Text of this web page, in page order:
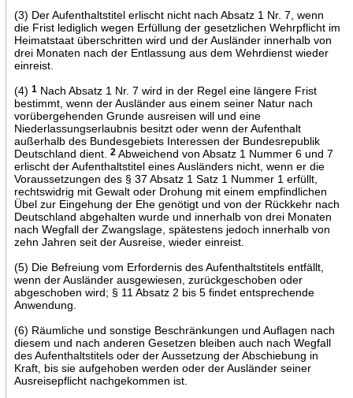
(3) Der Aufenthaltstitel erlischt nicht nach Absatz 1 Nr. 7, wenn
die Frist lediglich wegen Erfüllung der gesetzlichen Wehrpflicht im
Heimatstaat überschritten wird und der Ausländer innerhalb von
drei Monaten nach der Entlassung aus dem Wehrdienst wieder
einreist.
(4) 1Nach Absatz 1 Nr. 7 wird in der Regel eine längere Frist
bestimmt, wenn der Ausländer aus einem seiner Natur nach
vorübergehenden Grunde ausreisen will und eine
Niederlassungserlaubnis besitzt oder wenn der Aufenthalt
außerhalb des Bundesgebiets Interessen der Bundesrepublik
Deutschland dient.
2Abweichend von Absatz 1 Nummer 6 und 7
erlischt der Aufenthaltstitel eines Ausländers nicht, wenn er die
Voraussetzungen des § 37 Absatz 1 Satz 1 Nummer 1 erfüllt,
rechtswidrig mit Gewalt oder Drohung mit einem empfindlichen
Übel zur Eingehung der Ehe genötigt und von der Rückkehr nach
Deutschland abgehalten wurde und innerhalb von drei Monaten
nach Wegfall der Zwangslage, spätestens jedoch innerhalb von
zehn Jahren seit der Ausreise, wieder einreist.
(5) Die Befreiung vom Erfordernis des Aufenthaltstitels entfällt,
wenn der Ausländer ausgewiesen, zurückgeschoben oder
abgeschoben wird; § 11 Absatz 2 bis 5 findet entsprechende
Anwendung.
(6) Räumliche und sonstige Beschränkungen und Auflagen nach
diesem und nach anderen Gesetzen bleiben auch nach Wegfall
des Aufenthaltstitels oder der Aussetzung der Abschiebung in
Kraft, bis sie aufgehoben werden oder der Ausländer seiner
Ausreisepflicht nachgekommen ist.